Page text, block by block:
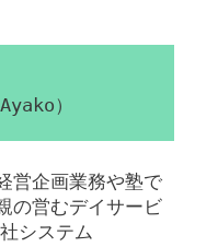
）
営企画業務や塾で
の営むデイサービ
システム